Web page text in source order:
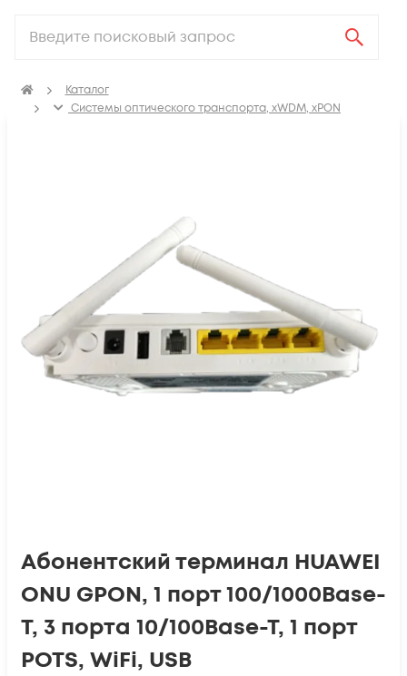
Каталог
Системы оптического транспорта, xWDM, xPON
Абонентский терминал HUAWEI
ONU GPON, 1 порт 100/1000Base-
T, 3 порта 10/100Base-T, 1 порт
POTS, WiFi, USB